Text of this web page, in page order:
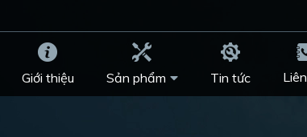
Giới thiệu Sản phẩm Tin tức